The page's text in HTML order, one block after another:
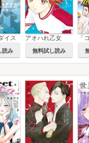
イス
読み
アオハれ乙女
無料試し読み